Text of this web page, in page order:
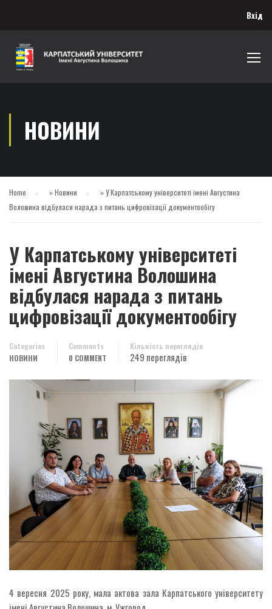
Вхід
НОВИНИ
Home »Новини »У Карпатському університеті імені Августина
Волошина відбулася нарада з питань цифровізації документообігу
У Карпатському університеті
імені Августина Волошина
відбулася нарада з питань
цифровізації документообігу
Categories
НОВИНИ
Comments
0 COMMENT
Кількість переглядів
249 переглядів
4 вересня 2025 року, мала актова зала Карпатського університету